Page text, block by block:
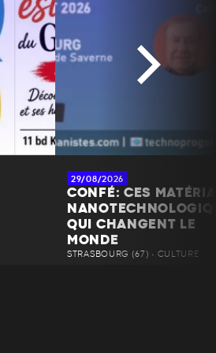
29/08/2026
CONFÉ: CES
QUI CHANGENT LE
MONDE
STRASBOURG (67) • CULTURE